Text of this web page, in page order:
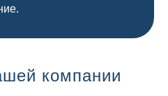
компании